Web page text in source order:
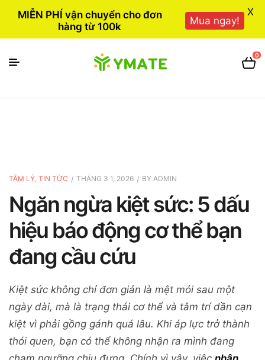
0
TÂM LÝ, TIN TỨC THÁNG 3 1, 2026 BY ADMIN
Ngăn ngừa kiệt sức: 5 dấu
hiệu báo động cơ thể bạn
đang cầu cứu
Kiệt sức không chỉ đơn giản là mệt mỏi sau một
ngày dài, mà là trạng thái cơ thể và tâm trí dần cạn
kiệt vì phải gồng gánh quá lâu. Khi áp lực trở thành
thói quen, bạn có thể không nhận ra mình đang
MIỄN PHÍ vận chuyển cho đơn
hàng từ 100k
Mua ngay!
X